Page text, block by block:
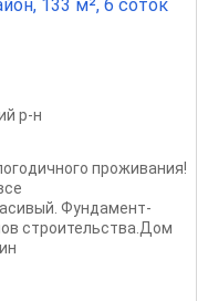
133 м², 6 соток
р-н
проживания!
Фундамент-
строительства.Дом